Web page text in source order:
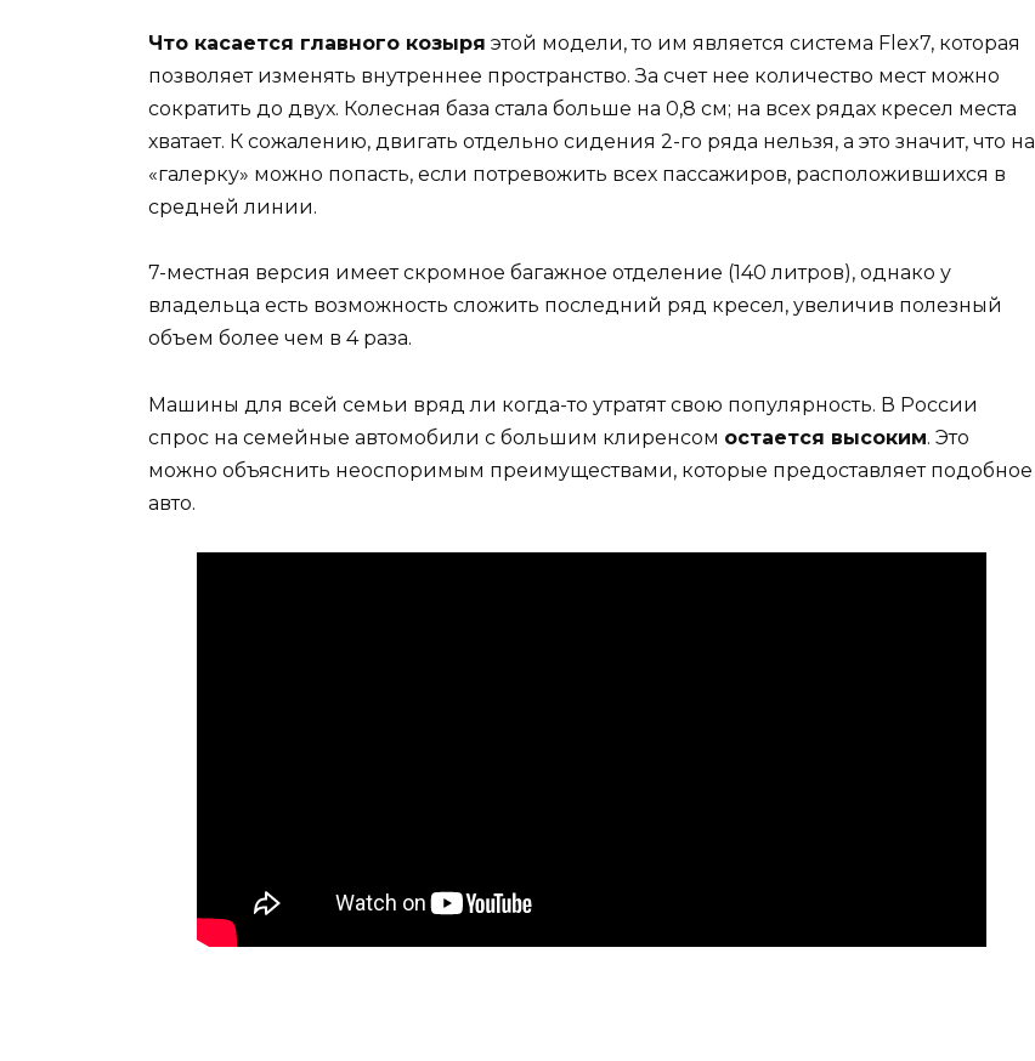
Что касается главного козыря этой модели, то им является система Flex7, которая
позволяет изменять внутреннее пространство. За счет нее количество мест можно
сократить до двух. Колесная база стала больше на 0,8 см; на всех рядах кресел места
хватает. К сожалению, двигать отдельно сидения 2-го ряда нельзя, а это значит, что на
«галерку» можно попасть, если потревожить всех пассажиров, расположившихся в
средней линии.
7-местная версия имеет скромное багажное отделение (140 литров), однако у
владельца есть возможность сложить последний ряд кресел, увеличив полезный
объем более чем в 4 раза.
Машины для всей семьи вряд ли когда-то утратят свою популярность. В России
спрос на семейные автомобили с большим клиренсом остается высоким. Это
можно объяснить неоспоримым преимуществами, которые предоставляет подобное
авто.